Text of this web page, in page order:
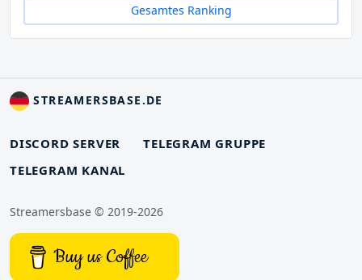
Gesamtes Ranking
STREAMERSBASE.DE
DISCORD SERVER
TELEGRAM GRUPPE
TELEGRAM KANAL
Streamersbase © 2019-2026
Buy us Coffee